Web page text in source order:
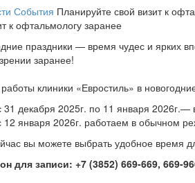
События Планируйте свой визит к
к офтальмологу заранее
праздники — время чудес и ярких
заранее!
клиники «Евростиль» в
31 декабря 2025г. по 11 января
12 января 2026г. работаем в обычном
вы можете выбрать удобное время
для записи: +7 (3852) 669-669, 669-